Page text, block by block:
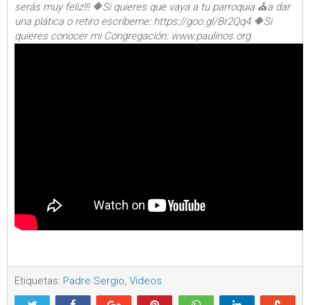
serás muy feliz!!! 🔶Si quieres que vaya a tu parroquia ⛪a dar
una plática o retiro escríbeme: https://goo.gl/Br2Qq4 🔶Si
quieres conocer mi Congregación: www.paulinos.org
Etiquetas: Padre Sergio, Videos